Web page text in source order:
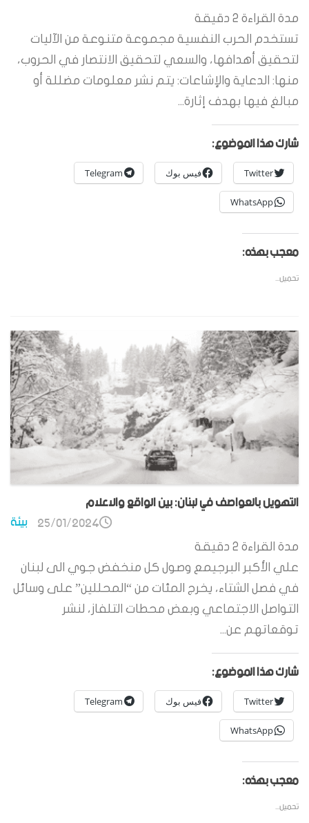
مدة القراءة 2 دقيقة
تستخدم الحرب النفسية مجموعة متنوعة من الآليات
لتحقيق أهدافها، والسعي لتحقيق الانتصار في الحروب،
منها: الدعاية والإشاعات: يتم نشر معلومات مضللة أو
مبالغ فيها بهدف إثارة...
شارك هذا الموضوع:
Twitter فيس بوك Telegram
WhatsApp
معجب بهذه:
تحميل...
التهويل بالعواصف في لبنان: بين الواقع والاعلام
بيئة 25/01/2024
مدة القراءة 2 دقيقة
علي الأكبر البرجيمع وصول كل منخفض جوي الى لبنان
في فصل الشتاء، يخرج المئات من “المحللين” على وسائل
التواصل الاجتماعي وبعض محطات التلفاز، لنشر
توقعاتهم عن...
شارك هذا الموضوع:
Twitter فيس بوك Telegram
WhatsApp
معجب بهذه:
تحميل...